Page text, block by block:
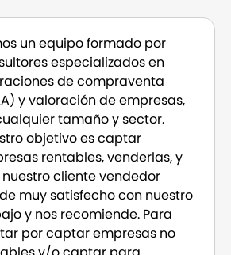
un equipo formado por
especializados en
de compraventa
y valoración de empresas,
tamaño y sector.
objetivo es captar
rentables, venderlas, y
cliente vendedor
muy satisfecho con nuestro
y nos recomiende. Para
por captar empresas no